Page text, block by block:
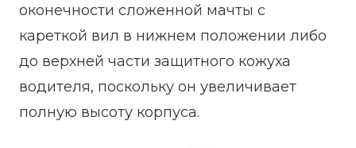
оконечности сложенной мачты с
кареткой вил в нижнем положении либо
до верхней части защитного кожуха
водителя, поскольку он увеличивает
полную высоту корпуса.